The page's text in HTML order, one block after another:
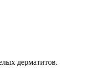
дерматитов.